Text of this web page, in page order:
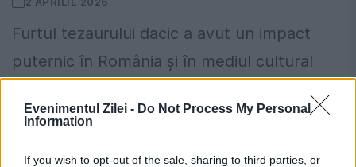
Evenimentul Zilei - Do Not Process My Personal
Information
If you wish to opt-out of the sale, sharing to third parties, or
Furtul tezaurului dacic a avut un impact
puternic în România și în mediul cultural
din România au tratat dosarul privind